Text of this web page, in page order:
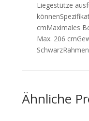
Liegestütze
cmMaximales
Max. 206
Ähnliche